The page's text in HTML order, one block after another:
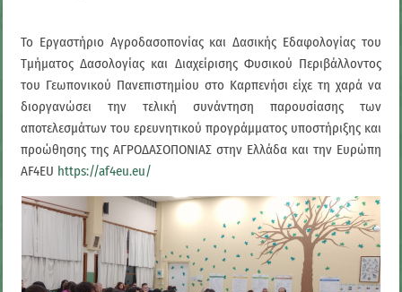
Το Εργαστήριο Αγροδασοπονίας και Δασικής Εδαφολογίας του
Τμήματος Δασολογίας και Διαχείρισης Φυσικού Περιβάλλοντος
του Γεωπονικού Πανεπιστημίου στο Καρπενήσι είχε τη χαρά να
διοργανώσει την τελική συνάντηση παρουσίασης των
αποτελεσμάτων του ερευνητικού προγράμματος υποστήριξης και
προώθησης της ΑΓΡΟΔΑΣΟΠΟΝΙΑΣ στην Ελλάδα και την Ευρώπη
AF4EU https://af4eu.eu/